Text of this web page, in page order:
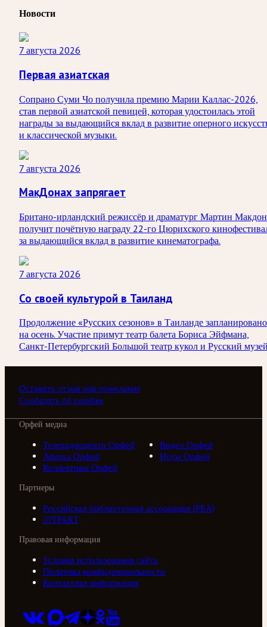
Новости
7 августа 2026
Первая азиатская
Сопрано Суми Чо получила премию Марии Каллас-2026,
став первой азиатской певицей, которая удостоилась этой
награды за выдающийся вклад в развитие оперного
и классической музыки.
7 августа 2026
МакДонах запрягает
Британо-ирландский режиссёр и драматург Мартин
получит почётную награду 22-го Цюрихского
за выдающийся вклад в развитие кинематографа.
7 августа 2026
Со своей культурой в Таиланд
Продолжение «Русских сезонов» в Таиланде запланировано
на осень. Участие примут театр балета Бориса Эйфмана,
Санкт-Петербургский Большой театр кукол и Русский
Оставить отзыв или пожелание
Сообщить об ошибке
Орфей медиа
Телерадиоцентр Орфей
Видео Орфей
Афиша Орфей
Ноты Орфей
Коллективы Орфей
Партнеры
Российская библиотечная ассоциация (РБА)
///ТРАКТ
Правовая информация
Условия использования сайта
Политика конфиденциальности
Контактная информация